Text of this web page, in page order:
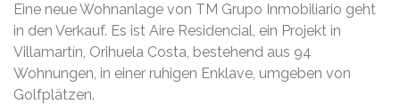
Eine neue Wohnanlage von TM Grupo Inmobiliario geht
in den Verkauf. Es ist Aire Residencial, ein Projekt in
Villamartín, Orihuela Costa, bestehend aus 94
Wohnungen, in einer ruhigen Enklave, umgeben von
Golfplätzen.